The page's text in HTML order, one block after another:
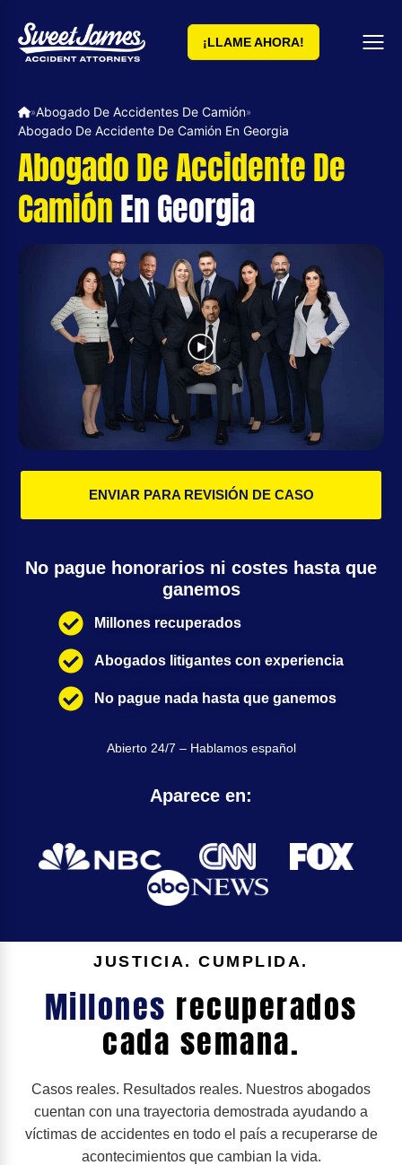
¡LLAME AHORA!
»Abogado De Accidentes De Camión»
Abogado De Accidente De Camión En Georgia
Abogado De Accidente De
CamiónEn Georgia
ENVIAR PARA REVISIÓN DE CASO
No pague honorarios ni costes hasta que
ganemos
Millones recuperados
Abogados litigantes con experiencia
No pague nada hasta que ganemos
Abierto 24/7 – Hablamos español
Aparece en:
JUSTICIA. CUMPLIDA.
Millones recuperados
cada semana.
Casos reales. Resultados reales. Nuestros abogados
cuentan con una trayectoria demostrada ayudando a
víctimas de accidentes en todo el país a recuperarse de
acontecimientos que cambian la vida.